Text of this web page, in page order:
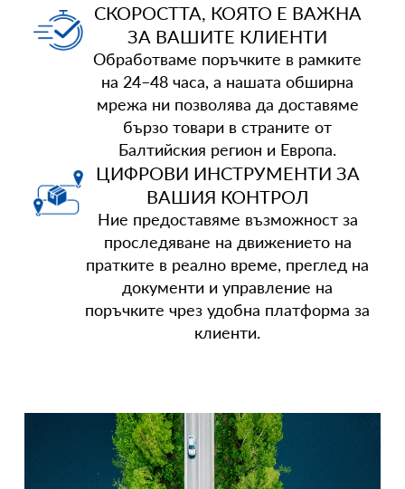
СКОРОСТТА, КОЯТО Е ВАЖНА
ЗА ВАШИТЕ КЛИЕНТИ
Обработваме поръчките в рамките
на 24–48 часа, а нашата обширна
мрежа ни позволява да доставяме
бързо товари в страните от
Балтийския регион и Европа.
ЦИФРОВИ ИНСТРУМЕНТИ ЗА
ВАШИЯ КОНТРОЛ
Ние предоставяме възможност за
проследяване на движението на
пратките в реално време, преглед на
документи и управление на
поръчките чрез удобна платформа за
клиенти.